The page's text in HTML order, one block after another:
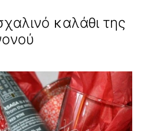
καλάθι της